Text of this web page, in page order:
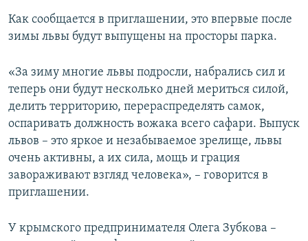
Как сообщается в приглашении, это впервые после
зимы львы будут выпущены на просторы парка.
«За зиму многие львы подросли, набрались сил и
теперь они будут несколько дней мериться силой,
делить территорию, перераспределять самок,
оспаривать должность вожака всего сафари. Выпуск
львов – это яркое и незабываемое зрелище, львы
очень активны, а их сила, мощь и грация
завораживают взгляд человека», – говорится в
приглашении.
У крымского предпринимателя Олега Зубкова –